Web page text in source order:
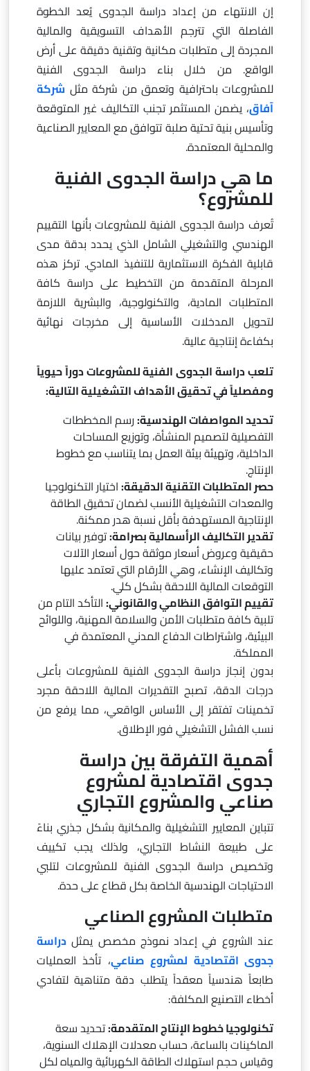
إن الانتهاء من إعداد دراسة الجدوى يُعد الخطوة
الفاصلة التي تترجم الأهداف التسويقية والمالية
المجردة إلى متطلبات مكانية وتقنية دقيقة على أرض
الواقع. من خلال بناء دراسة الجدوى الفنية
للمشروعات باحترافية وتعمق من شركة مثل شركة
آفاق، يضمن المستثمر تجنب التكاليف غير المتوقعة
وتأسيس بنية تحتية صلبة تتوافق مع المعايير الصناعية
والمحلية المعتمدة.
ما هي دراسة الجدوى الفنية
للمشروع؟
تُعرف دراسة الجدوى الفنية للمشروعات بأنها التقييم
الهندسي والتشغيلي الشامل الذي يحدد بدقة مدى
قابلية الفكرة الاستثمارية للتنفيذ المادي. تركز هذه
المرحلة المتقدمة من التخطيط على دراسة كافة
المتطلبات المادية، والتكنولوجية، والبشرية اللازمة
لتحويل المدخلات الأساسية إلى مخرجات نهائية
بكفاءة إنتاجية عالية.
تلعب دراسة الجدوى الفنية للمشروعات دوراً حيوياً
ومفصلياً في تحقيق الأهداف التشغيلية التالية:
تحديد المواصفات الهندسية:رسم المخططات
التفصيلية لتصميم المنشأة، وتوزيع المساحات
الداخلية، وتهيئة بيئة العمل بما يتناسب مع خطوط
الإنتاج.
حصر المتطلبات التقنية الدقيقة:اختيار التكنولوجيا
والمعدات التشغيلية الأنسب لضمان تحقيق الطاقة
الإنتاجية المستهدفة بأقل نسبة هدر ممكنة.
تقدير التكاليف الرأسمالية بصرامة:توفير بيانات
حقيقية وعروض أسعار موثقة حول أسعار الآلات
وتكاليف الإنشاء، وهي الأرقام التي تعتمد عليها
التوقعات المالية اللاحقة بشكل كلي.
تقييم التوافق النظامي والقانوني:التأكد التام من
تلبية كافة متطلبات الأمن والسلامة المهنية، واللوائح
البيئية، واشتراطات الدفاع المدني المعتمدة في
المملكة.
بدون إنجاز دراسة الجدوى الفنية للمشروعات بأعلى
درجات الدقة، تصبح التقديرات المالية اللاحقة مجرد
تخمينات تفتقر إلى الأساس الواقعي، مما يرفع من
نسب الفشل التشغيلي فور الإطلاق.
أهمية التفرقة بين دراسة
جدوى اقتصادية لمشروع
صناعي والمشروع التجاري
تتباين المعايير التشغيلية والمكانية بشكل جذري بناءً
على طبيعة النشاط التجاري، ولذلك يجب تكييف
وتخصيص دراسة الجدوى الفنية للمشروعات لتلبي
الاحتياجات الهندسية الخاصة بكل قطاع على حدة.
متطلبات المشروع الصناعي
عند الشروع في إعداد نموذج مخصص يمثل دراسة
جدوى اقتصادية لمشروع صناعي، تأخذ العمليات
طابعاً هندسياً معقداً يتطلب دقة متناهية لتفادي
أخطاء التصنيع المكلفة:
تكنولوجيا خطوط الإنتاج المتقدمة:تحديد سعة
الماكينات بالساعة، حساب معدلات الإهلاك السنوية،
وقياس حجم استهلاك الطاقة الكهربائية والمياه لكل